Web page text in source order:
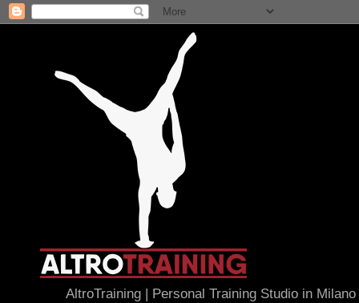
AltroTraining | Personal Training Studio in Milano